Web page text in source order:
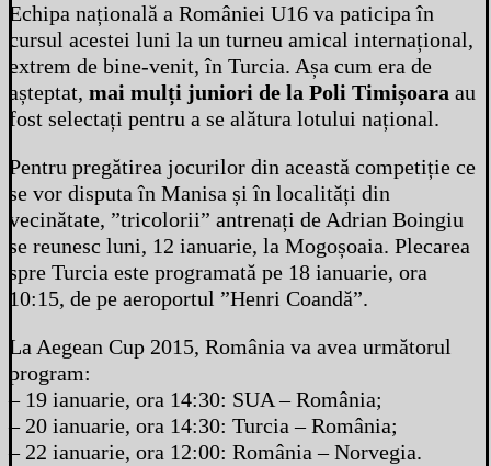
Echipa națională a României U16 va paticipa în
cursul acestei luni la un turneu amical internațional,
extrem de bine-venit, în Turcia. Așa cum era de
așteptat, mai mulți juniori de la Poli Timișoara au
fost selectați pentru a se alătura lotului național.
Pentru pregătirea jocurilor din această competiție ce
se vor disputa în Manisa și în localități din
vecinătate, ”tricolorii” antrenați de Adrian Boingiu
se reunesc luni, 12 ianuarie, la Mogoșoaia. Plecarea
spre Turcia este programată pe 18 ianuarie, ora
10:15, de pe aeroportul ”Henri Coandă”.
La Aegean Cup 2015, România va avea următorul
program:
– 19 ianuarie, ora 14:30: SUA – România;
– 20 ianuarie, ora 14:30: Turcia – România;
– 22 ianuarie, ora 12:00: România – Norvegia.